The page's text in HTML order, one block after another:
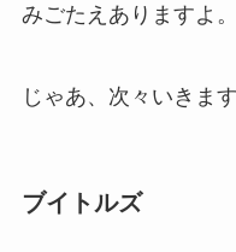
みごたえありますよ。
じゃあ、次々いきます
ブイトルズ